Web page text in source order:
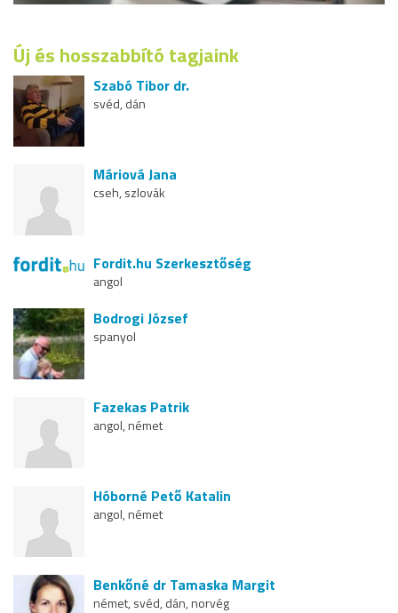
Új és hosszabbító tagjaink
Szabó Tibor dr.
svéd, dán
Máriová Jana
cseh, szlovák
Fordit.hu Szerkesztőség
angol
Bodrogi József
spanyol
Fazekas Patrik
angol, német
Hóborné Pető Katalin
angol, német
Benkőné dr Tamaska Margit
német, svéd, dán, norvég